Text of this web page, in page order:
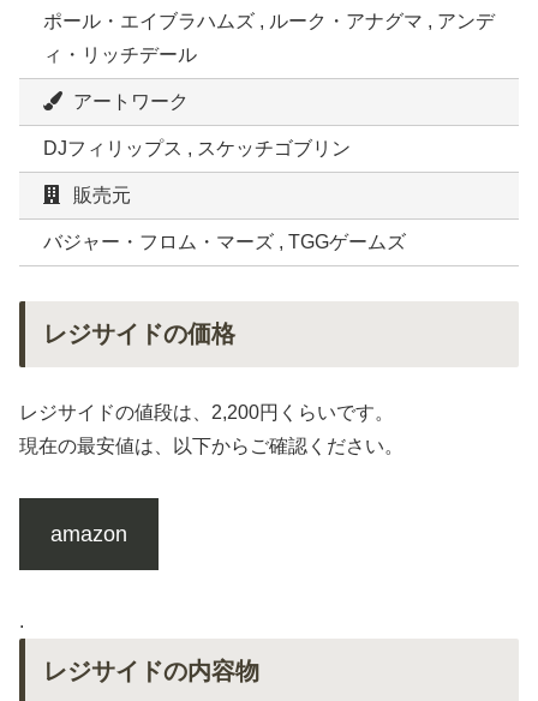
ポール・エイブラハムズ , ルーク・アナグマ , アンデ
ィ・リッチデール
アートワーク
DJフィリップス , スケッチゴブリン
販売元
バジャー・フロム・マーズ , TGGゲームズ
レジサイドの価格
レジサイドの値段は、2,200円くらいです。
現在の最安値は、以下からご確認ください。
amazon
.
レジサイドの内容物